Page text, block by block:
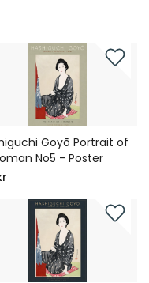
Goyō Portrait of
No5 - Poster